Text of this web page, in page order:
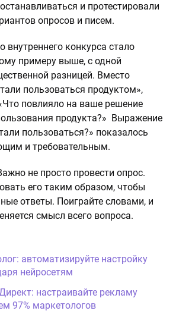
и протестировали
опросов и писем.
внутреннего конкурса стало
примеру выше, с одной
разницей. Вместо
пользоваться продуктом»,
повлияло на ваше решение
продукта?» Выражение
пользоваться?» показалось
и требовательным.
не просто провести опрос.
его таким образом, чтобы
ответы. Поиграйте словами, и
смысл всего вопроса.
автоматизируйте настройку
нейросетям
настраивайте рекламу
97% маркетологов